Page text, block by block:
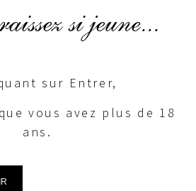
VOTRE
Panier
si jeune...
sur Entrer,
vous avez plus de 18
ans.